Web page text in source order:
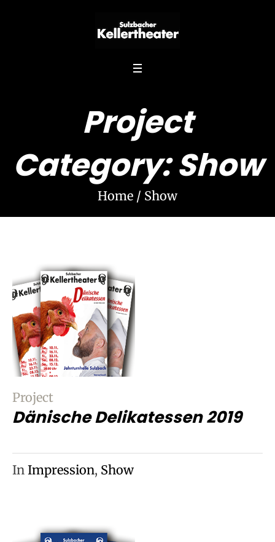
Project
Category:Show
Home / Show
Project
Dänische Delikatessen 2019
In Impression, Show